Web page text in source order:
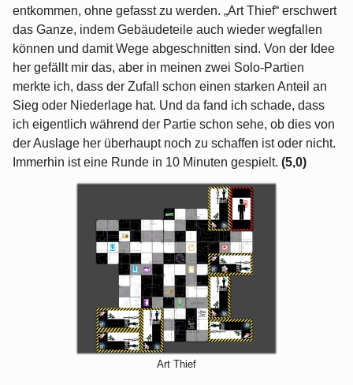
entkommen, ohne gefasst zu werden. „Art Thief“ erschwert
das Ganze, indem Gebäudeteile auch wieder wegfallen
können und damit Wege abgeschnitten sind. Von der Idee
her gefällt mir das, aber in meinen zwei Solo-Partien
merkte ich, dass der Zufall schon einen starken Anteil an
Sieg oder Niederlage hat. Und da fand ich schade, dass
ich eigentlich während der Partie schon sehe, ob dies von
der Auslage her überhaupt noch zu schaffen ist oder nicht.
Immerhin ist eine Runde in 10 Minuten gespielt. (5,0)
Art Thief